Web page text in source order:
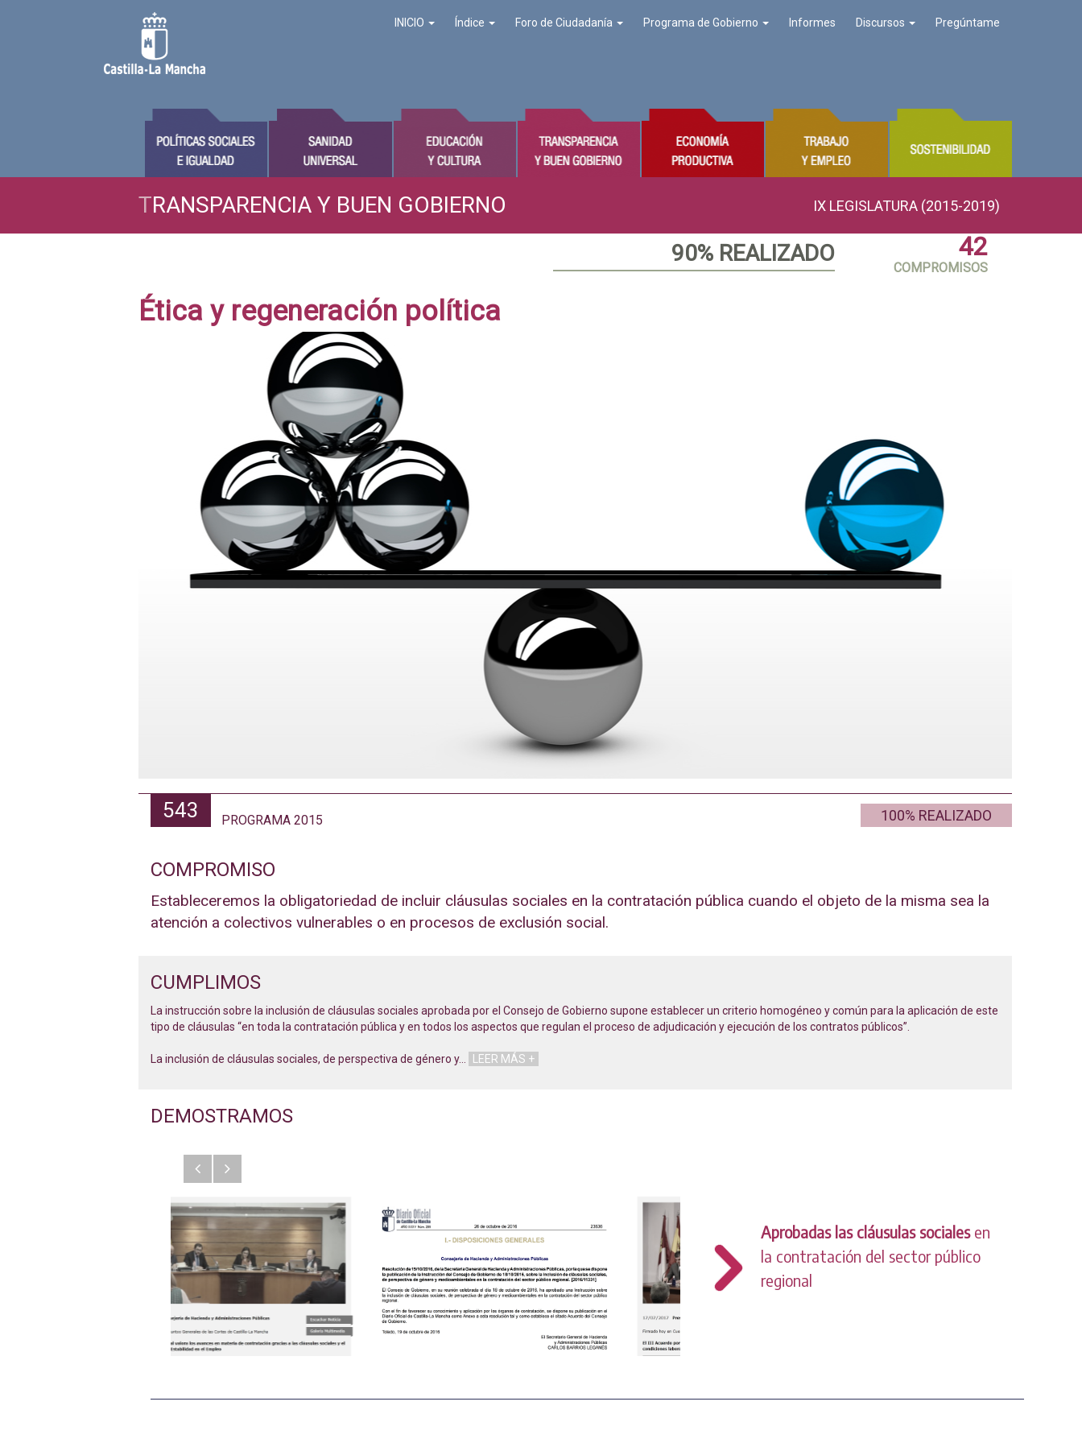
INICIO Índice Foro de Ciudadanía Programa de Gobierno Informes Discursos Pregúntame
TRANSPARENCIA Y BUEN GOBIERNO IX LEGISLATURA (2015-2019)
90% REALIZADO 42
COMPROMISOS
Ética y regeneración política
543 PROGRAMA 2015 100% REALIZADO
COMPROMISO
Estableceremos la obligatoriedad de incluir cláusulas sociales en la contratación pública cuando el objeto de la misma sea la
atención a colectivos vulnerables o en procesos de exclusión social.
CUMPLIMOS
La instrucción sobre la inclusión de cláusulas sociales aprobada por el Consejo de Gobierno supone establecer un criterio homogéneo y común para la aplicación de este
tipo de cláusulas “en toda la contratación pública y en todos los aspectos que regulan el proceso de adjudicación y ejecución de los contratos públicos”.
La inclusión de cláusulas sociales, de perspectiva de género y… LEER MÁS +
DEMOSTRAMOS
AnteriorSiguiente
Aprobadas las cláusulas socialesen
la contratación del sector público
regional